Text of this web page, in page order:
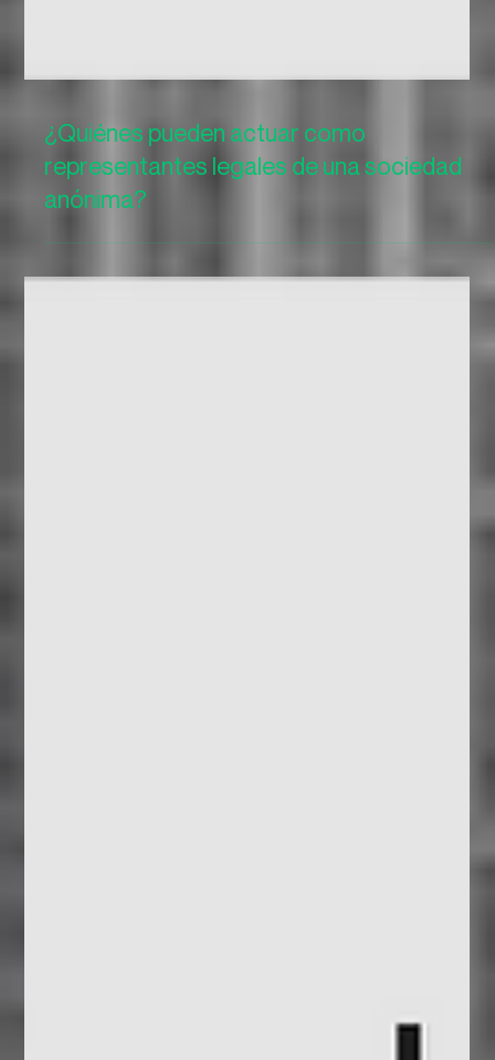
¿Quiénes pueden actuar como
representantes legales de una sociedad
anónima?